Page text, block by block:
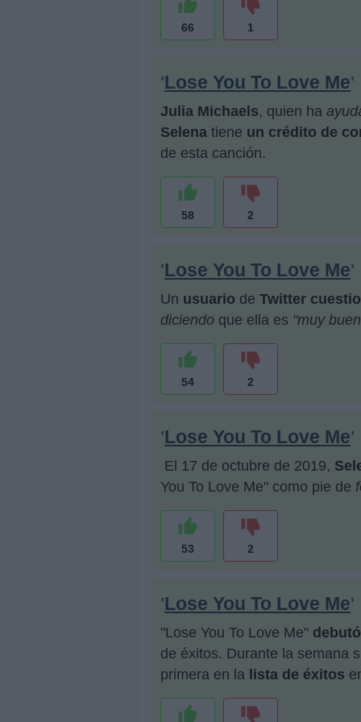
66 1
'Lose You To Love Me'
Julia Michaels, quien ha
Selena tiene un crédito de
de esta canción.
58 2
'Lose You To Love Me'
Un usuario de Twitter
diciendo que ella es "muy
54 2
'Lose You To Love Me'
El 17 de octubre de 2019,
You To Love Me" como pie de
53 2
'Lose You To Love Me'
"Lose You To Love Me" debutó
de éxitos. Durante la semana
primera en la lista de éxitos